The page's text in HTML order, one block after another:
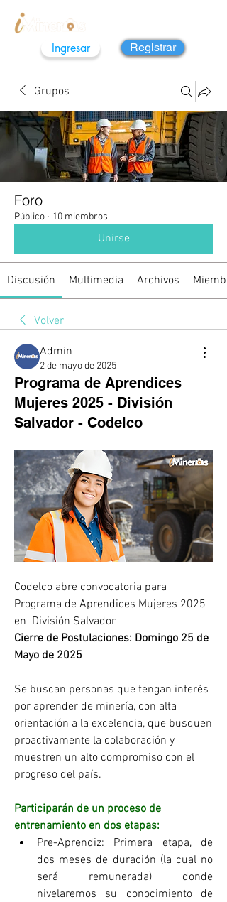
Ingresar Registrar
Grupos
Foro
Público · 10 miembros
Unirse
Discusión Multimedia Archivos
Volver
Admin
2 de mayo de 2025
Programa de Aprendices
Mujeres 2025 - División
Salvador - Codelco
Codelco abre convocatoria para
Programa de Aprendices Mujeres 2025
en  División Salvador
Cierre de Postulaciones: Domingo 25 de
Mayo de 2025
Se buscan personas que tengan interés
por aprender de minería, con alta
orientación a la excelencia, que busquen
proactivamente la colaboración y
muestren un alto compromiso con el
progreso del país.
Participarán de un proceso de
entrenamiento en dos etapas:
Pre-Aprendiz: Primera etapa, de
dos meses de duración (la cual no
será remunerada) donde
nivelaremos su conocimiento de